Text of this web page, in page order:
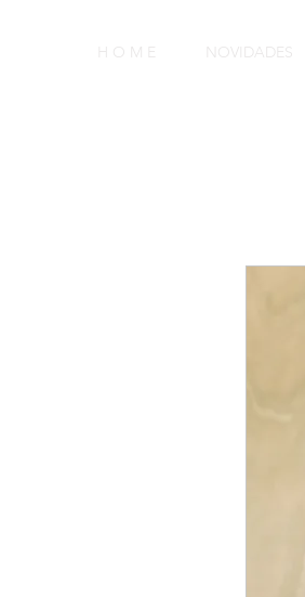
H O M E